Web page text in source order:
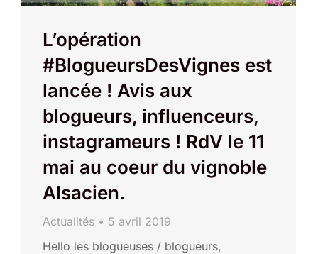
L’opération
#BlogueursDesVignes est
lancée ! Avis aux
blogueurs, influenceurs,
instagrameurs ! RdV le 11
mai au coeur du vignoble
Alsacien.
Actualités
5 avril 2019
Hello les blogueuses / blogueurs,